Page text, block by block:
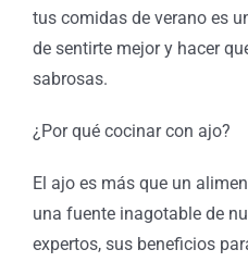
tus comidas de verano es
de sentirte mejor y hacer
sabrosas.
¿Por qué cocinar con ajo?
El ajo es más que un
una fuente inagotable de
expertos, sus beneficios